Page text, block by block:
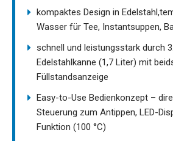
kompaktes Design in
Wasser für Tee, Instantsuppen,
schnell und leistungsstark durch
Edelstahlkanne (1,7 Liter) mit
Füllstandsanzeige
Easy-to-Use Bedienkonzept –
Steuerung zum Antippen, LED-
Funktion (100 °C)